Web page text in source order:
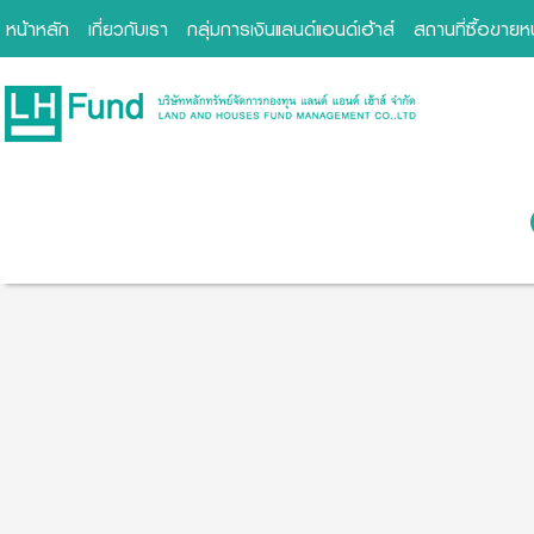
หน้าหลัก เกี่ยวกับเรา กลุ่มการเงินแลนด์แอนด์เฮ้าส์ สถานที่ซื้อขาย